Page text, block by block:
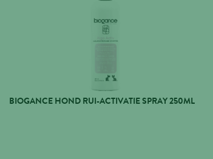
BIOGANCE HOND RUI-ACTIVATIE SPRAY 250ML